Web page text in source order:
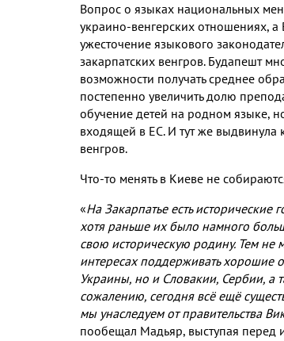
Вопрос о языках национальных
украино-венгерских отношениях, а
ужесточение языкового
закарпатских венгров. Будапешт
возможности получать среднее
постепенно увеличить долю
обучение детей на родном языке,
входящей в ЕС. И тут же выдвинула
венгров.
Что-то менять в Киеве не
«На Закарпатье есть исторические
хотя раньше их было намного
свою историческую родину. Тем не
интересах поддерживать хорошие
Украины, но и Словакии, Сербии, а
сожалению, сегодня всё ещё
мы унаследуем от правительства
пообещал Мадьяр, выступая перед